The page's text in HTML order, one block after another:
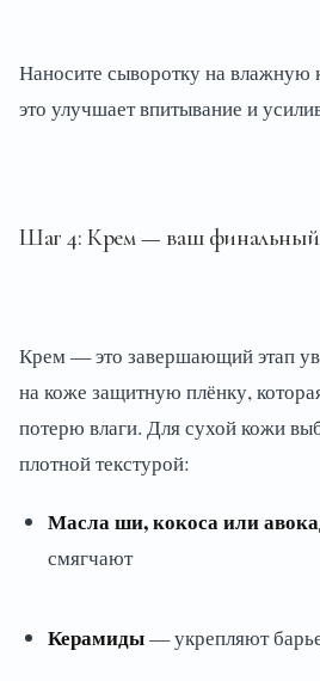
Наносите сыворотку на
это улучшает впитывание и
Шаг 4: Крем — ваш
Крем — это завершающий этап
на коже защитную плёнку,
потерю влаги. Для сухой кожи
плотной текстурой:
Масла ши, кокоса или
смягчают
Керамиды— укрепляют